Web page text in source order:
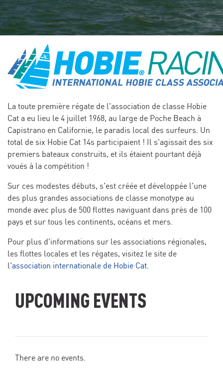
La toute première régate de l'association de classe Hobie
Cat a eu lieu le 4 juillet 1968, au large de Poche Beach à
Capistrano en Californie, le paradis local des surfeurs. Un
total de six Hobie Cat 14s participaient ! Il s'agissait des six
premiers bateaux construits, et ils étaient pourtant déjà
voués à la compétition !
Sur ces modestes débuts, s'est créée et développée l'une
des plus grandes associations de classe monotype au
monde avec plus de 500 flottes naviguant dans près de 100
pays et sur tous les continents, océans et mers.
Pour plus d'informations sur les associations régionales,
les flottes locales et les régates, visitez le site de
l'association internationale de Hobie Cat.
UPCOMING EVENTS
There are no events.